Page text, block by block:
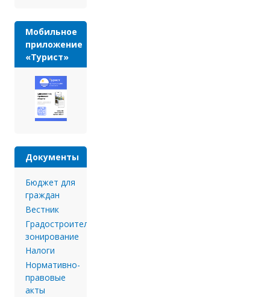
Мобильное
приложение
«Турист»
Документы
Бюджет для
граждан
Вестник
Градостроительное
зонирование
Налоги
Нормативно-
правовые
акты